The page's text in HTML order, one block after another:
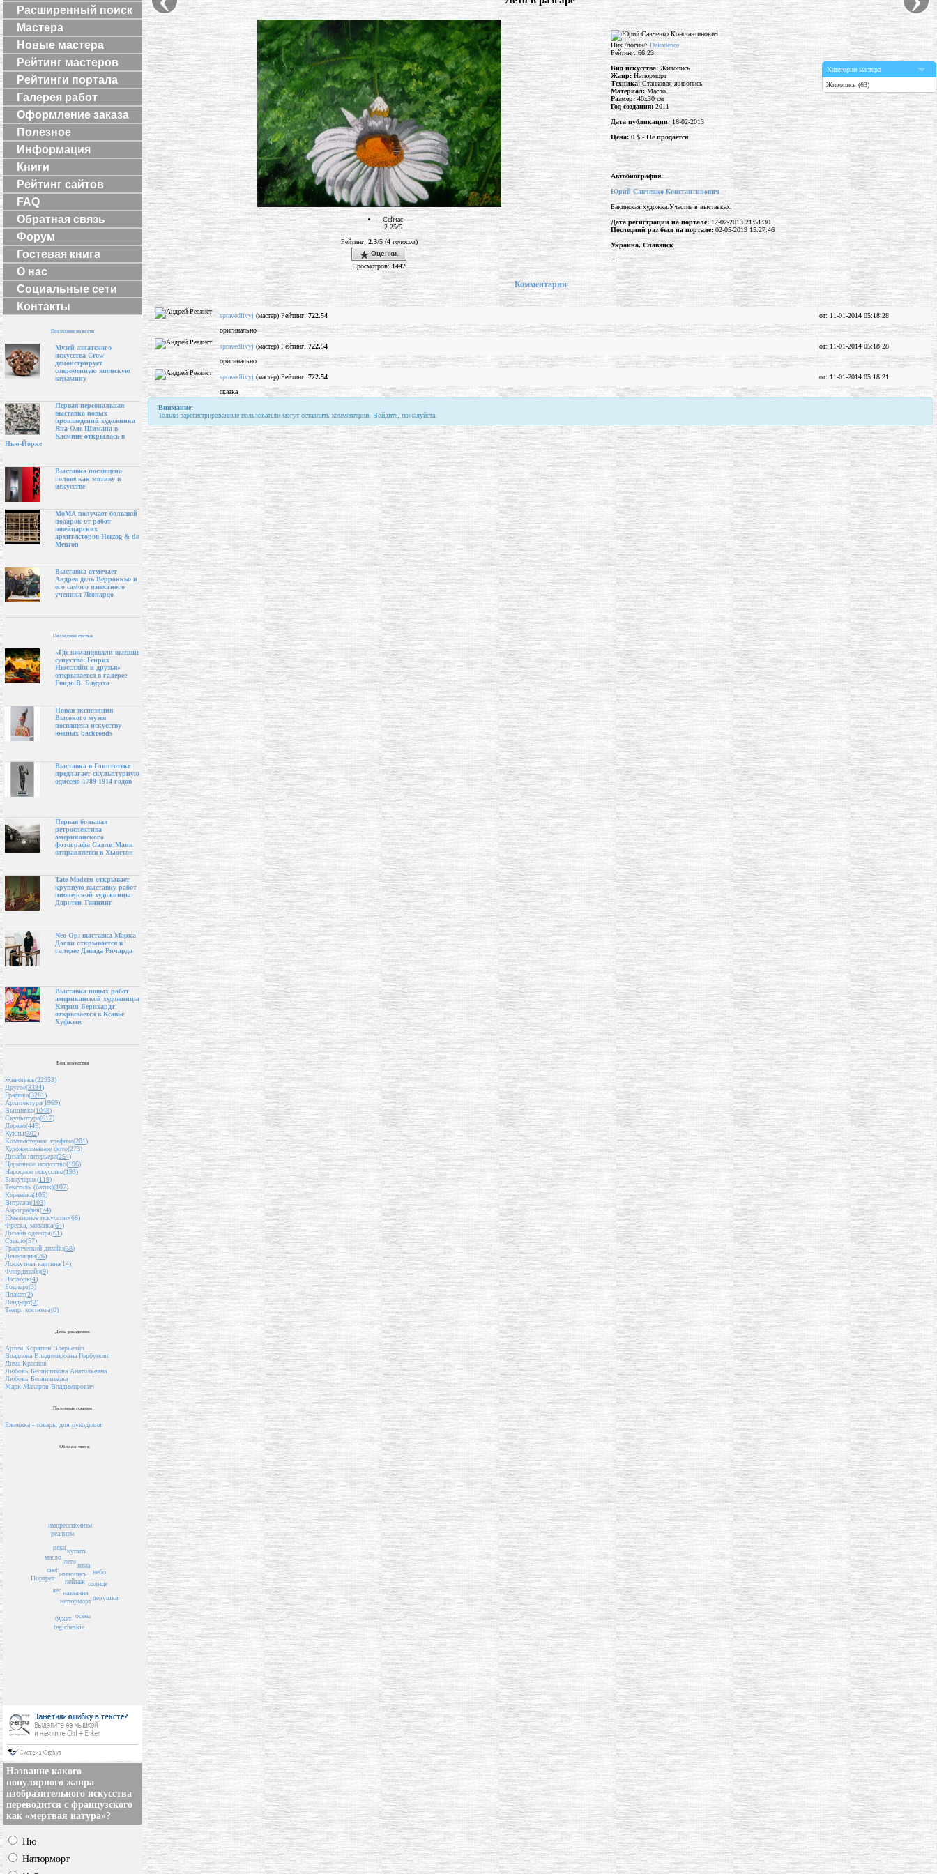
Расширенный поиск
Мастера
Новые мастера
Рейтинг мастеров
Рейтинги портала
Галерея работ
Оформление заказа
Полезное
Информация
Книги
Рейтинг сайтов
FAQ
Обратная связь
Форум
Гостевая книга
О нас
Социальные сети
Контакты
Последние новости
Музей азиатского
искусства Crow
демонстрирует
современную японскую
керамику
Первая персональная
выставка новых
произведений художника
Яна-Оле Шимана в
Касмине открылась в
Нью-Йорке
Выставка посвящена
голове как мотиву в
искусстве
МоМА получает большой
подарок от работ
швейцарских
архитекторов Herzog & de
Meuron
Выставка отмечает
Андреа дель Верроккьо и
его самого известного
ученика Леонардо
Последние статьи
«Где командовали высшие
существа: Генрих
Нюссляйн и друзья»
открывается в галерее
Гвидо В. Баудаха
Новая экспозиция
Высокого музея
посвящена искусству
южных backroads
Выставка в Глиптотеке
предлагает скульптурную
одиссею 1789-1914 годов
Первая большая
ретроспектива
американского
фотографа Салли Манн
отправляется в Хьюстон
Tate Modern открывает
крупную выставку работ
пионерской художницы
Доротеи Таннинг
Neo-Op: выставка Марка
Дагли открывается в
галерее Дэвида Ричарда
Выставка новых работ
американской художницы
Кэтрин Бернхардт
открывается в Ксавье
Хуфкенс
Вид искусства
Живопись(22953)
Другое(3334)
Графика(3261)
Архитектура(1969)
Вышивка(1048)
Скульптура(617)
Дерево(445)
Куклы(302)
Компьютерная графика(281)
Художественное фото(273)
Дизайн интерьера(254)
Церковное искусство(196)
Народное искусство(193)
Бижутерия(119)
Текстиль (батик)(107)
Керамика(105)
Витражи(103)
Аэрография(74)
Ювелирное искусство(66)
Фреска, мозаика(64)
Дизайн одежды(61)
Стекло(57)
Графический дизайн(38)
Декорации(26)
Лоскутная картина(14)
Флордизайн(9)
Пэчворк(4)
Бодиарт(3)
Плакат(2)
Ленд-арт(2)
Театр. костюмы(0)
День рождения
Артем Коряпин Влерьевич
Владлена Владимировна Горбунова
Дима Краснов
Любовь Белянчикова Анатольевна
Любовь Белянчикова
Марк Макаров Владимирович
Полезные ссылки
Ежевика - товары для рукоделия
Облако тегов
пейзаж
названия
живопись
лето
натюрморт
купить
солнце
лес
зима
осень
букет
масло
река
снег
tegicheskie
реализм
небо
импрессионизм
Портрет
девушка
Название какого
популярного жанра
изобразительного искусства
переводится с французского
как «мертвая натура»?
Ню
Натюрморт
Сейчас
2.25/5
Рейтинг: 2.3/5 (4 голосов)
Оценки.
Просмотров: 1442
Ник /логин/:Dekadence
Рейтинг: 66.23
Вид искусства: Живопись
Жанр:Натюрморт
Техника:Станковая живопись
Материал:Масло
Размер: 40x30 см
Год создания: 2011
Дата публикации:18-02-2013
Цена: 0 $ - Не продаётся
Категории мастера
Живопись (63)
Автобиография:
Юрий Cавченко Константинович
Бакинская художка.Участие в выставках.
Дата регистрации на портале:12-02-2013 21:51:30
Последний раз был на портале: 02-05-2019 15:27:46
Украина, Славянск
---
Комментарии
spravedlivyj (мастер) Рейтинг: 722.54
от: 11-01-2014 05:18:28
оригинально
spravedlivyj (мастер) Рейтинг: 722.54
от: 11-01-2014 05:18:28
оригинально
spravedlivyj (мастер) Рейтинг: 722.54
от: 11-01-2014 05:18:21
сказка
Внимание:
Только зарегистрированные пользователи могут оставлять комментарии. Войдите, пожалуйста.